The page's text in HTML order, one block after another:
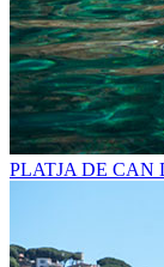
PLATJA DE CAN